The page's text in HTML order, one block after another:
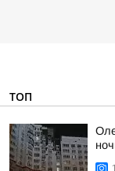
ТОП